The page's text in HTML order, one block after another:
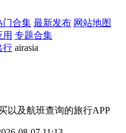
门合集 最新发布 网站地图
专题合集
行 airasia
以及航班查询的旅行APP